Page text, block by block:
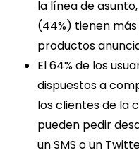
la línea de
(44%) tienen
productos
El 64% de los
dispuestos a
los clientes de la
pueden pedir
un SMS o un